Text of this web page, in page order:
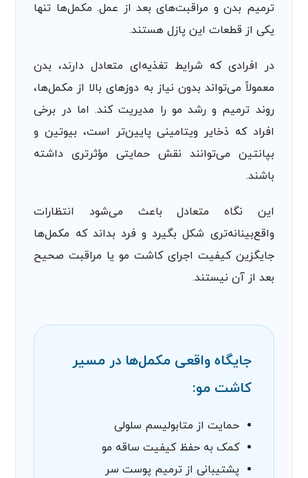
ترمیم بدن و مراقبت‌های بعد از عمل. مکمل‌ها تنها
یکی از قطعات این پازل هستند.
در افرادی که شرایط تغذیه‌ای متعادل دارند، بدن
معمولاً می‌تواند بدون نیاز به دوزهای بالا از مکمل‌ها،
روند ترمیم و رشد مو را مدیریت کند. اما در برخی
افراد که ذخایر ویتامینی پایین‌تر است، بیوتین و
بپانتین می‌توانند نقش حمایتی مؤثرتری داشته
باشند.
این نگاه متعادل باعث می‌شود انتظارات
واقع‌بینانه‌تری شکل بگیرد و فرد بداند که مکمل‌ها
جایگزین کیفیت اجرای کاشت مو یا مراقبت صحیح
بعد از آن نیستند.
جایگاه واقعی مکمل‌ها در مسیر
کاشت مو:
حمایت از متابولیسم سلولی
کمک به حفظ کیفیت ساقه مو
پشتیبانی از ترمیم پوست سر